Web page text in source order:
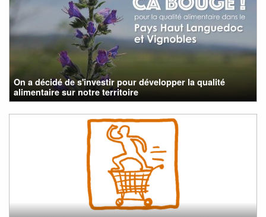
On a décidé de s'investir pour développer la qualité
alimentaire sur notre territoire